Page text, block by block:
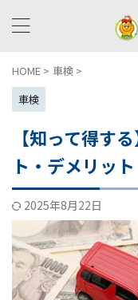
HOME > 車検 >
車検
【知って得す
ト・デメリット
2025年8月22日